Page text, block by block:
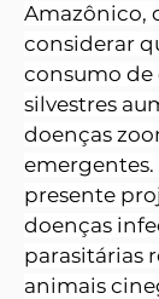
Amazônico,
considerar
consumo de
silvestres
doenças
emergentes.
presente
doenças
parasitárias
animais